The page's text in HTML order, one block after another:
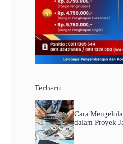
Terbaru
Cara
dalam Proyek